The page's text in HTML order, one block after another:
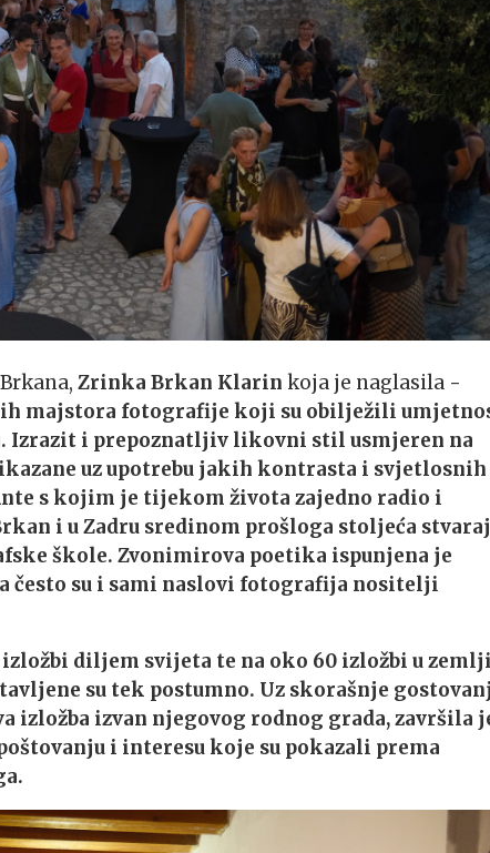
Zrinka Brkan Klarin koja je naglasila -
majstora fotografije koji su obilježili
Izrazit i prepoznatljiv likovni stil usmjeren na
uz upotrebu jakih kontrasta i svjetlosnih
s kojim je tijekom života zajedno radio i
i u Zadru sredinom prošloga stoljeća
škole. Zvonimirova poetika ispunjena je
su i sami naslovi fotografija nositelji
diljem svijeta te na oko 60 izložbi u
su tek postumno. Uz skorašnje
izložba izvan njegovog rodnog grada, završila
i interesu koje su pokazali prema